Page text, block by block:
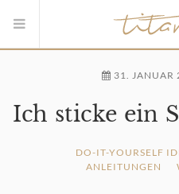
31. JANUAR
Ich sticke ein
DO-IT-YOURSELF
ANLEITUNGEN